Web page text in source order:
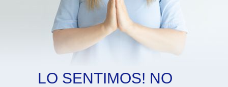
LO SENTIMOS! NO